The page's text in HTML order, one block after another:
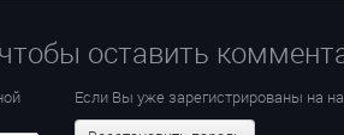
оставить
Если Вы уже зарегистрированы на